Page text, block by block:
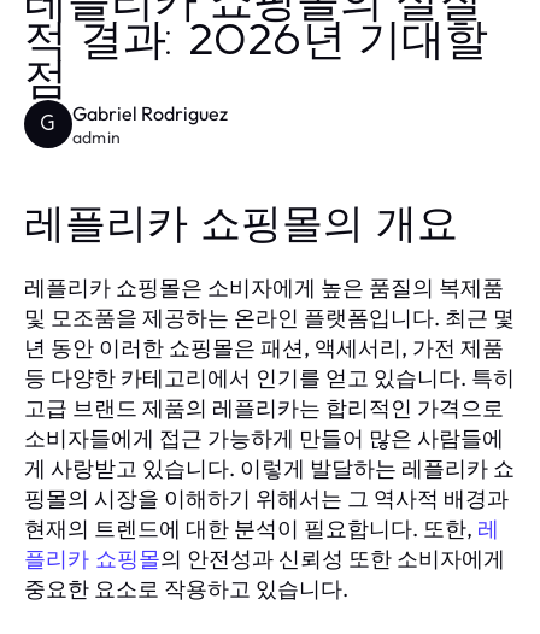
적 결과: 2026년 기대할
점
G Gabriel Rodriguez
admin
레플리카 쇼핑몰의 개요
레플리카 쇼핑몰은 소비자에게 높은 품질의 복제품
및 모조품을 제공하는 온라인 플랫폼입니다. 최근 몇
년 동안 이러한 쇼핑몰은 패션, 액세서리, 가전 제품
등 다양한 카테고리에서 인기를 얻고 있습니다. 특히
고급 브랜드 제품의 레플리카는 합리적인 가격으로
소비자들에게 접근 가능하게 만들어 많은 사람들에
게 사랑받고 있습니다. 이렇게 발달하는 레플리카 쇼
핑몰의 시장을 이해하기 위해서는 그 역사적 배경과
현재의 트렌드에 대한 분석이 필요합니다. 또한, 레
플리카 쇼핑몰의 안전성과 신뢰성 또한 소비자에게
중요한 요소로 작용하고 있습니다.